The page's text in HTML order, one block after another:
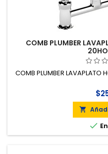
COMB PLUMBER
COMB PLUMBER LAVAPLATO

